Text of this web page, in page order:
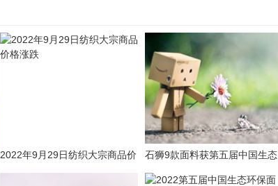
2022年9月29日纺织大宗商品价
石狮9款面料获第五届中国生态
环保面料奖